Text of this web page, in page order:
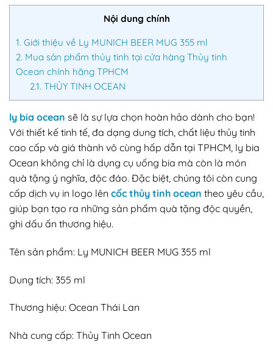
Nội dung chính
1. Giới thiệu về Ly MUNICH BEER MUG 355 ml
2. Mua sản phẩm thủy tinh tại cửa hàng Thủy tinh
Ocean chính hãng TPHCM
2.1. THỦY TINH OCEAN
ly bia ocean sẽ là sự lựa chọn hoàn hảo dành cho bạn!
Với thiết kế tinh tế, đa dạng dung tích, chất liệu thủy tinh
cao cấp và giá thành vô cùng hấp dẫn tại TPHCM, ly bia
Ocean không chỉ là dụng cụ uống bia mà còn là món
quà tặng ý nghĩa, độc đáo. Đặc biệt, chúng tôi còn cung
cấp dịch vụ in logo lên cốc thủy tinh ocean theo yêu cầu,
giúp bạn tạo ra những sản phẩm quà tặng độc quyền,
ghi dấu ấn thương hiệu.
Tên sản phẩm: Ly MUNICH BEER MUG 355 ml
Dung tích: 355 ml
Thương hiệu: Ocean Thái Lan
Nhà cung cấp: Thủy Tinh Ocean